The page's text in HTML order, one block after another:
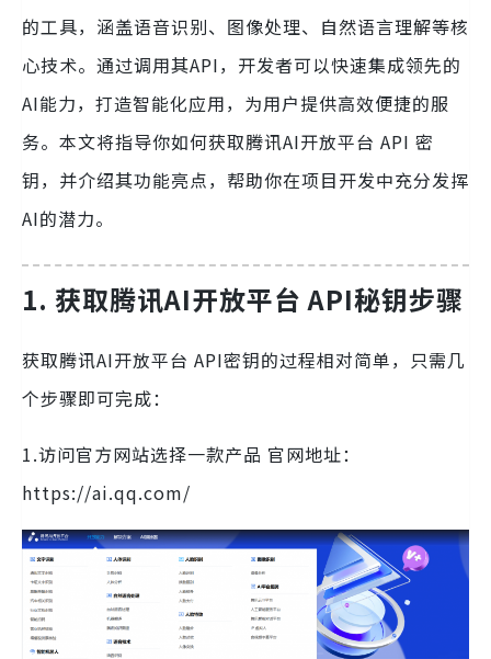
的工具，涵盖语音识别、图像处理、自然语言理解等核
心技术。通过调用其API，开发者可以快速集成领先的
AI能力，打造智能化应用，为用户提供高效便捷的服
务。本文将指导你如何获取腾讯AI开放平台 API 密
钥，并介绍其功能亮点，帮助你在项目开发中充分发挥
AI的潜力。
1. 获取腾讯AI开放平台 API秘钥步骤
获取腾讯AI开放平台 API密钥的过程相对简单，只需几
个步骤即可完成：
1.访问官方网站选择一款产品 官网地址：
https://ai.qq.com/